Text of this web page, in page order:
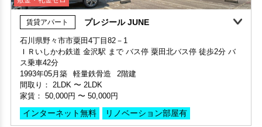
360°案内 動画案内
部屋号数 208号室
家賃 27,000円・共益費 3,000円
階数 2階
間取り 1K・専有面積 19.44㎡
敷金 2ヶ月 ・礼金 -
保証人不要・代行 インターネット無料 ロケーション良好
360°案内 動画案内
部屋号数 5号室
家賃 85,000円・共益費 5,000円
階数 1階
間取り 2LDK・専有面積 65.88㎡
敷金 2ヶ月 ・礼金 -
保証人不要・代行 インターネット無料
石川県野々市市粟田4丁目82－1
ＩＲいしかわ鉄道 金沢駅 まで バス停 粟田北バス停 徒歩2分 バ
1993年05月築
軽量鉄骨造
2階建
間取り：2LDK 〜 2LDK
家賃：50,000円
インターネット無料